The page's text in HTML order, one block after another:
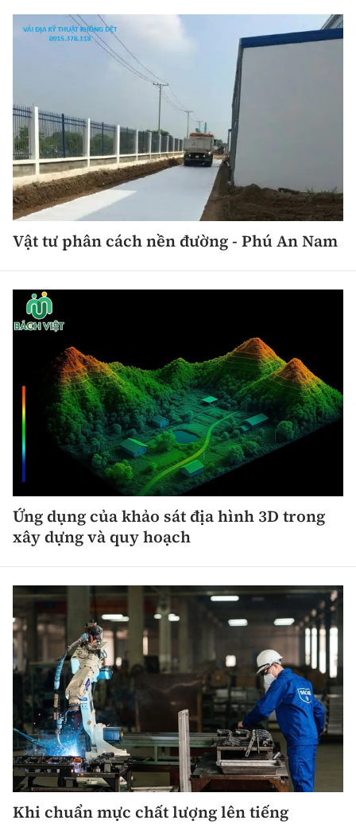
Vật tư phân cách nền đường - Phú An Nam
Ứng dụng của khảo sát địa hình 3D trong
xây dựng và quy hoạch
Khi chuẩn mực chất lượng lên tiếng